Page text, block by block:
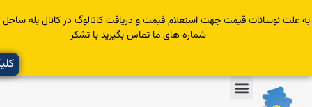
قیمت جهت استعلام قیمت و دریافت کاتالوگ در کانال بله ساحل عضو یا با
شماره های ما تماس بگیرید با تشکر
کلیک کنید